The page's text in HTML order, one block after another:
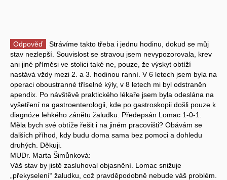
Odpověď
Strávíme takto třeba i jednu hodinu, dokud se můj
stav nezlepší. Souvislost se stravou jsem nevypozorovala, krev
ani jiné příměsi ve stolici také ne, pouze, že výskyt obtíží
nastává vždy mezi 2. a 3. hodinou ranní. V 6 letech jsem byla na
operaci oboustranné tříselné kýly, v 8 letech mi byl odstraněn
apendix. Po návštěvě praktického lékaře jsem byla odeslána na
vyšetření na gastroenterologii, kde po gastroskopii došli pouze k
diagnóze lehkého zánětu žaludku. Předepsán Lomac 1-0-1.
Měla bych své obtíže řešit i na jiném pracovišti? Obávám se
dalších příhod, kdy budu doma sama bez pomoci a dohledu
druhých. Děkuji.
MUDr. Marta Šimůnková:
Váš stav by jistě zasluhoval objasnění. Lomac snižuje
„překyselení“ žaludku, což pravděpodobně nebude váš problém.